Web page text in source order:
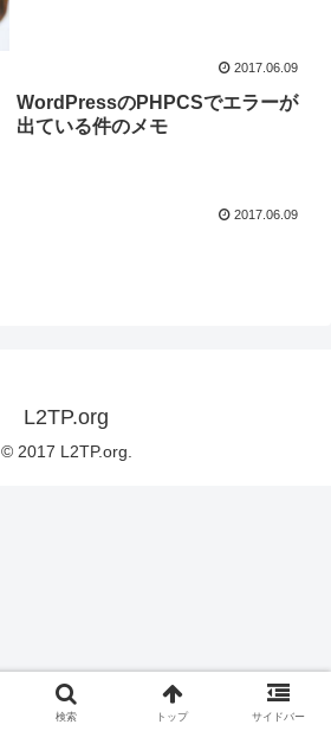
2017.06.09
WordPressのPHPCSでエラーが
出ている件のメモ
2017.06.09
L2TP.org
© 2017 L2TP.org.
検索 トップ サイドバー